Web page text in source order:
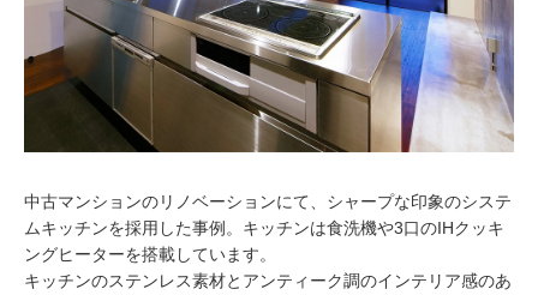
中古マンションのリノベーションにて、シャープな印象のシステ
ムキッチンを採用した事例。キッチンは食洗機や3口のIHクッキ
ングヒーターを搭載しています。
キッチンのステンレス素材とアンティーク調のインテリア感のあ